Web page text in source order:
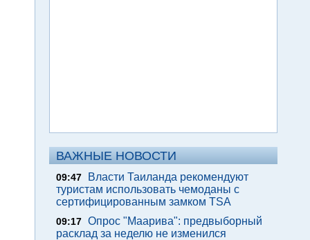
ВАЖНЫЕ НОВОСТИ
09:47
Власти Таиланда рекомендуют
туристам использовать чемоданы с
сертифицированным замком TSA
09:17 Опрос "Mаарива": предвыборный
расклад за неделю не изменился